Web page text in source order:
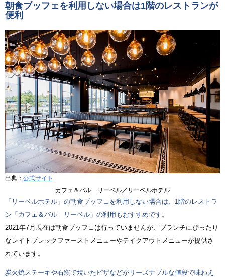
朝食ブッフェを利用しない場合は1階のレストランが
便利
出典： 公式サイト
カフェ＆バル リーベル／リーベルホテル
「リーベルホテル」の朝食ブッフェを利用しない場合は、1階のレストラ
ン「カフェ＆バル リーベル」の利用もおすすめです。
2021年7月現在は朝食ブッフェは行っていませんが、ブランチにぴったり
なレイトブレックファーストメニューやテイクアウトメニューが提供さ
れています。
炭火焼ステーキや石窯で焼いたピザなどがリーズナブルな値段で味わえ